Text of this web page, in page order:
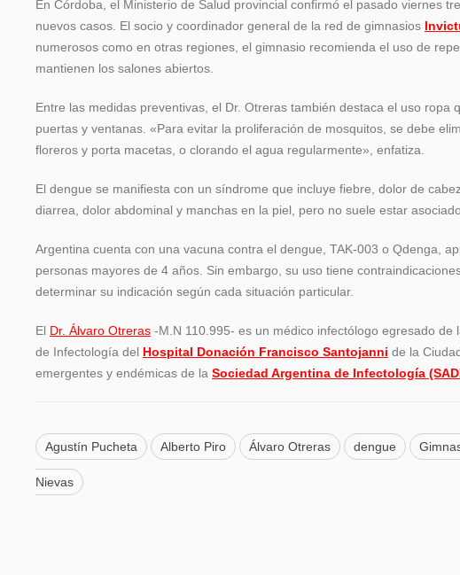
En Córdoba, el Ministerio de Salud provincial confirmó el pasado viernes
nuevos casos. El socio y coordinador general de la red de gimnasios
numerosos como en otras regiones, el gimnasio recomienda el uso de
mantienen los salones abiertos.
Entre las medidas preventivas, el Dr. Otreras también destaca el uso
puertas y ventanas. «Para evitar la proliferación de mosquitos, se debe
floreros y porta macetas, o clorando el agua regularmente», enfatiza.
El dengue se manifiesta con un síndrome que incluye fiebre, dolor de
diarrea, dolor abdominal y manchas en la piel, pero no suele estar
Argentina cuenta con una vacuna contra el dengue, TAK-003 o Qdenga,
personas mayores de 4 años. Sin embargo, su uso tiene
determinar su indicación según cada situación particular.
El Dr. Álvaro Otreras -M.N 110.995- es un médico infectólogo egresado de
de Infectología del Hospital Donación Francisco Santojanni de la
emergentes y endémicas de la Sociedad Argentina de Infectología
Agustín Pucheta Alberto Piro Álvaro Otreras dengue
Nievas